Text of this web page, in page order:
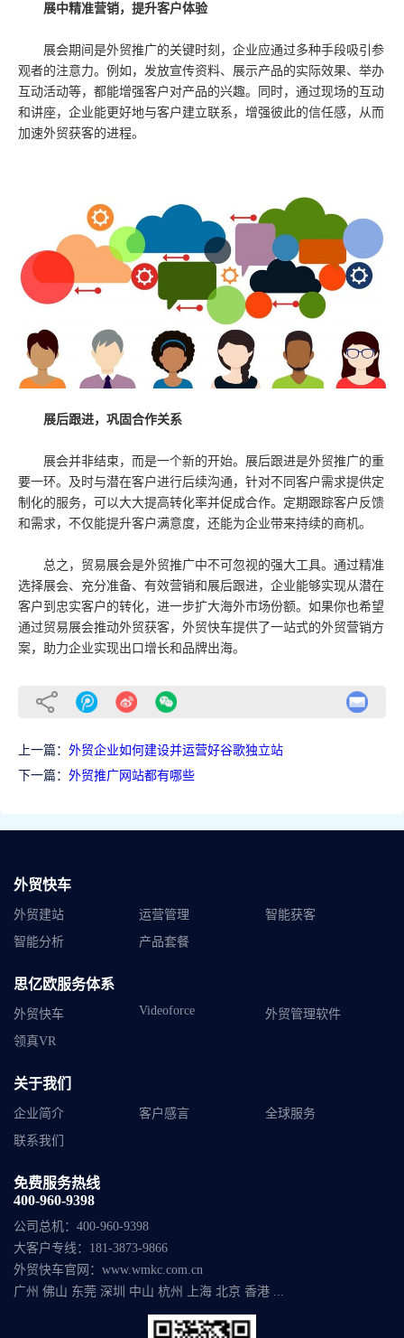
展中精准营销，提升客户体验
展会期间是外贸推广的关键时刻，企业应通过多种手段吸引参
观者的注意力。例如，发放宣传资料、展示产品的实际效果、举办
互动活动等，都能增强客户对产品的兴趣。同时，通过现场的互动
和讲座，企业能更好地与客户建立联系，增强彼此的信任感，从而
加速外贸获客的进程。
展后跟进，巩固合作关系
展会并非结束，而是一个新的开始。展后跟进是外贸推广的重
要一环。及时与潜在客户进行后续沟通，针对不同客户需求提供定
制化的服务，可以大大提高转化率并促成合作。定期跟踪客户反馈
和需求，不仅能提升客户满意度，还能为企业带来持续的商机。
总之，贸易展会是外贸推广中不可忽视的强大工具。通过精准
选择展会、充分准备、有效营销和展后跟进，企业能够实现从潜在
客户到忠实客户的转化，进一步扩大海外市场份额。如果你也希望
通过贸易展会推动外贸获客，外贸快车提供了一站式的外贸营销方
案，助力企业实现出口增长和品牌出海。
上一篇： 外贸企业如何建设并运营好谷歌独立站
下一篇： 外贸推广网站都有哪些
外贸快车
外贸建站 运营管理
智能获客
智能分析
产品套餐
思亿欧服务体系
外贸快车 Videoforce
外贸管理软件
领真VR
关于我们
企业简介 客户感言
全球服务
联系我们
免费服务热线
400-960-9398
公司总机： 400-960-9398
大客户专线： 181-3873-9866
外贸快车官网： www.wmkc.com.cn
广州 佛山 东莞 深圳 中山 杭州 上海 北京 香港 ...